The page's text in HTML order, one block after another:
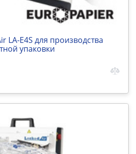
LA-E4S для производства
упаковки